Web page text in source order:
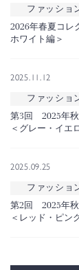
ファッショ
2026年春夏コレ
ホワイト編＞
2025.11.12
ファッショ
第3回 2025年秋
＜グレー・イエ
2025.09.25
ファッショ
第2回 2025年秋
＜レッド・ピン